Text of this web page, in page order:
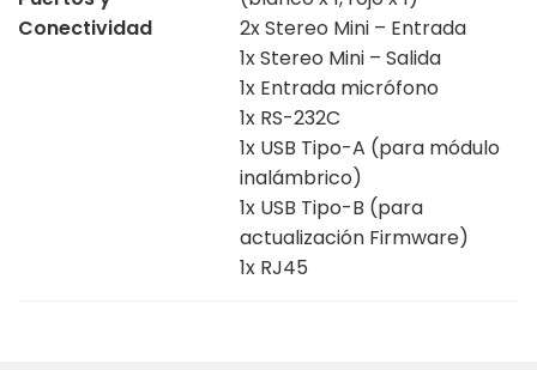
Conectividad
2x Stereo Mini – Entrada
1x Stereo Mini – Salida
1x Entrada micrófono
1x RS-232C
1x USB Tipo-A (para módulo
inalámbrico)
1x USB Tipo-B (para
actualización Firmware)
1x RJ45